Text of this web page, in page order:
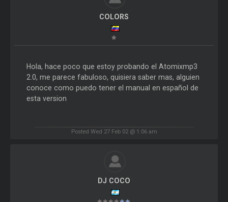
COLORS
Hola, hace poco que estoy probando el Atomixmp3
2.0, me parece fabuloso, quisiera saber mas, alguien
conoce como puedo tener el manual en español de
esta version
Posted Wed 27 Feb 02 @ 1:06 am
DJ COCO